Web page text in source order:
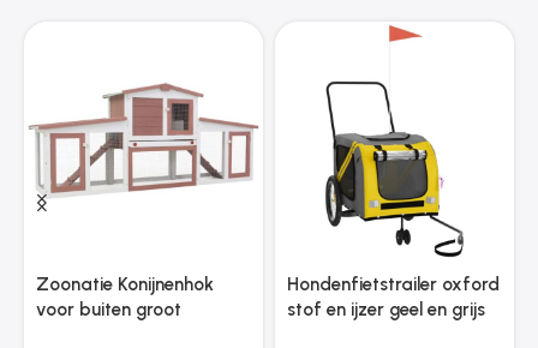
Zoonatie Konijnenhok
voor buiten groot
Hondenfietstrailer oxford
stof en ijzer geel en grijs